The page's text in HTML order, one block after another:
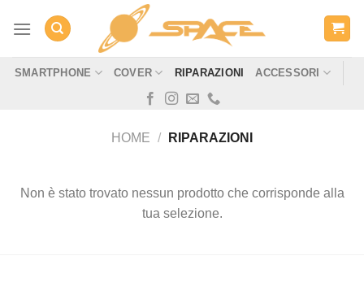
SMARTPHONE COVER RIPARAZIONI ACCESSORI
HOME / RIPARAZIONI
Non è stato trovato nessun prodotto che corrisponde alla
tua selezione.